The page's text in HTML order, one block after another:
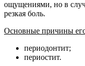
ощущениями, но в
резкая боль.
Основные причины
периодонтит;
периостит.